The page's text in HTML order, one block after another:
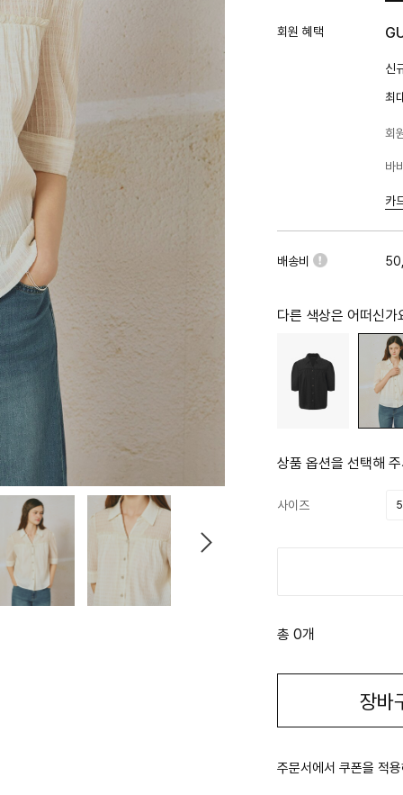
회원 혜택
신
최
회
바
카
배송비
다른 색상은 어떠신가
상품 옵션을 선택해
사이즈
총 0개
장바
주문서에서 쿠폰을 적